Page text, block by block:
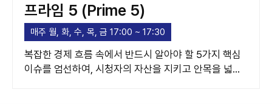
프라임 5 (Prime 5)
매주 월, 화, 수, 목, 금 17:00 ~ 17:30
복잡한 경제 흐름 속에서 반드시 알아야 할 5가지 핵심
이슈를 엄선하여, 시청자의 자산을 지키고 안목을 넓혀